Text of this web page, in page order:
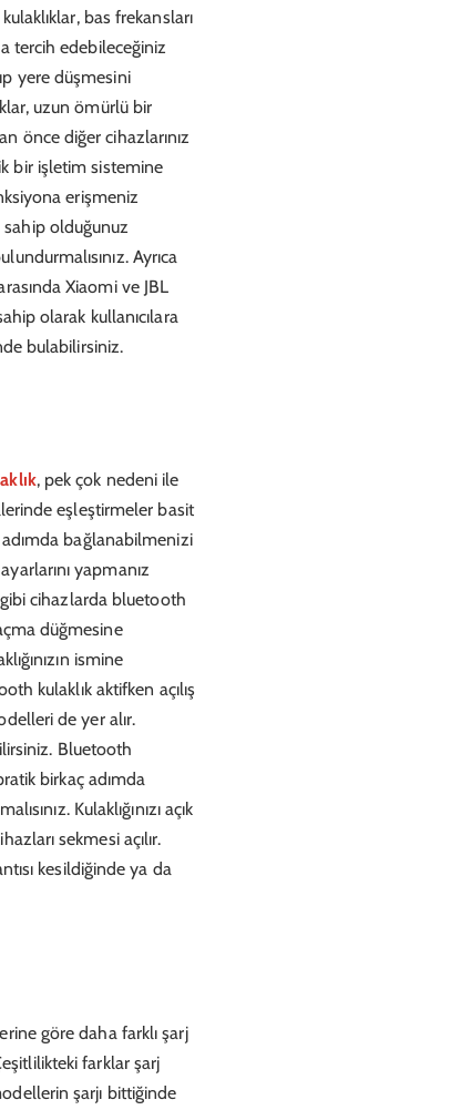
bas frekansları
tercih edebileceğiniz
yere düşmesini
uzun ömürlü bir
önce diğer cihazlarınız
bir işletim sistemine
erişmeniz
olduğunuz
Ayrıca
Xiaomi ve JBL
olarak kullanıcılara
bulabilirsiniz.
, pek çok nedeni ile
eşleştirmeler basit
adımda bağlanabilmenizi
yapmanız
gibi cihazlarda bluetooth
düğmesine
ismine
kulaklık aktifken açılış
de yer alır.
Bluetooth
birkaç adımda
Kulaklığınızı açık
sekmesi açılır.
kesildiğinde ya da
göre daha farklı şarj
farklar şarj
şarjı bittiğinde